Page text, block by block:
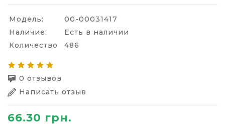
Модель:
00-00031417
Наличие:
Есть в наличии
Количество
486
0 отзывов
Написать отзыв
66.30 грн.